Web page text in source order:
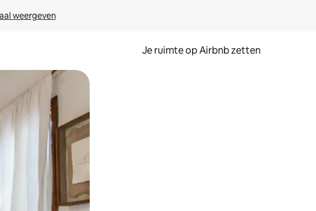
weergeven
Je ruimte op Airbnb zetten